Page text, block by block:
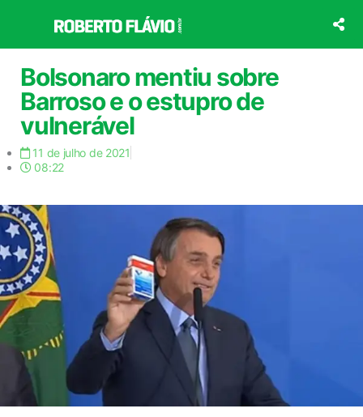
o
conteúdo
Bolsonaro mentiu sobre
Barroso e o estupro de
vulnerável
11 de julho de 2021
08:22